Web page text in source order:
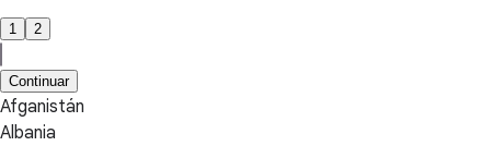
1 2
Continuar
Afganistán
Albania